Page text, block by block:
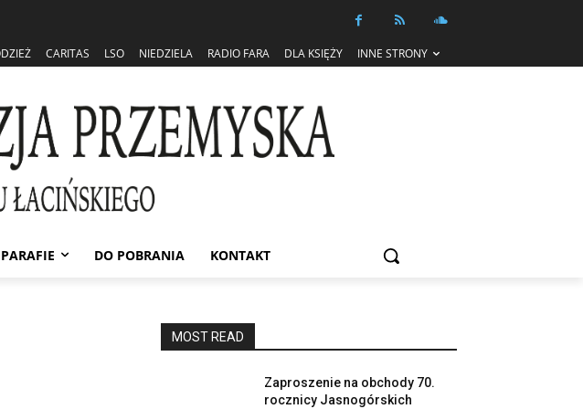
CARITAS LSO NIEDZIELA RADIO FARA DLA KSIĘŻY INNE STRONY
PARAFIE DO POBRANIA KONTAKT
MOST READ
Zaproszenie na obchody 70.
rocznicy Jasnogórskich